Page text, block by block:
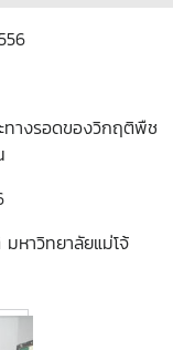
ทางรอดของวิกฤติพืช
หาวิทยาลัยแม่โจ้